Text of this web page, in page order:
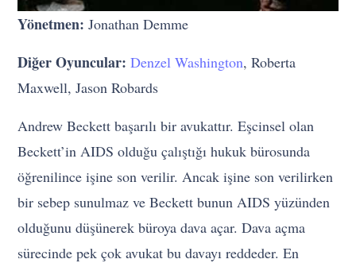
Yönetmen: Jonathan Demme
Diğer Oyuncular: Denzel Washington, Roberta
Maxwell, Jason Robards
Andrew Beckett başarılı bir avukattır. Eşcinsel olan
Beckett’in AIDS olduğu çalıştığı hukuk bürosunda
öğrenilince işine son verilir. Ancak işine son verilirken
bir sebep sunulmaz ve Beckett bunun AIDS yüzünden
olduğunu düşünerek büroya dava açar. Dava açma
sürecinde pek çok avukat bu davayı reddeder. En